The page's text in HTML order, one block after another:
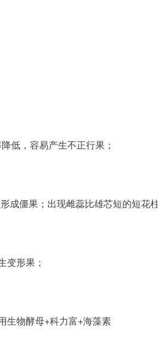
低，容易产生不正行果；
僵果；出现雌蕊比雄芯短的短花
变形果；
生物酵母+科力富+海藻素